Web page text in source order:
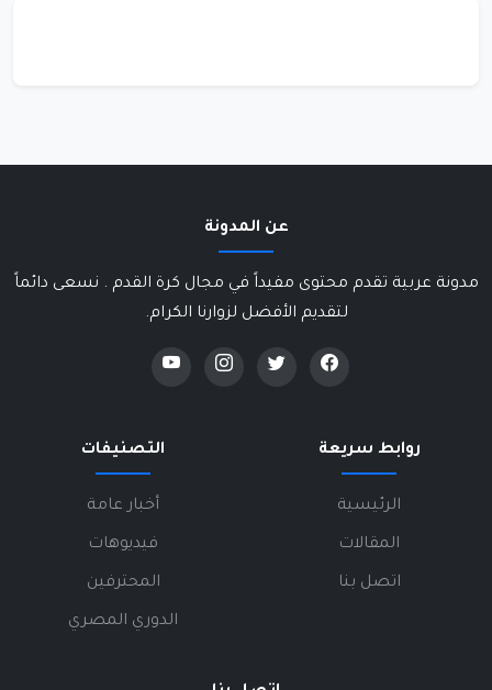
عن المدونة
مدونة عربية تقدم محتوى مفيداً في مجال كرة القدم . نسعى دائماً
لتقديم الأفضل لزوارنا الكرام.
روابط سريعة
الرئيسية
المقالات
اتصل بنا
التصنيفات
أخبار عامة
فيديوهات
المحترفين
الدوري المصري